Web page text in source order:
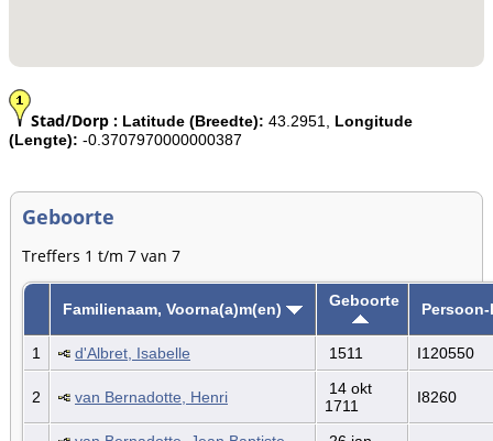
Stad/Dorp : Latitude (Breedte): 43.2951, Longitude
(Lengte): -0.3707970000000387
Geboorte
Treffers 1 t/m 7 van 7
Familienaam, Voorna(a)m(en) Geboorte Persoon-
1 d'Albret, Isabelle 1511 I120550
2 van Bernadotte, Henri
14 okt
1711
I8260